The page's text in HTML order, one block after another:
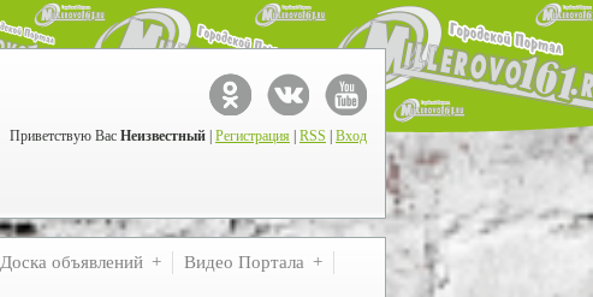
Приветствую Вас Неизвестный Регистрация RSS Вход
Доска объявлений Видео Портала